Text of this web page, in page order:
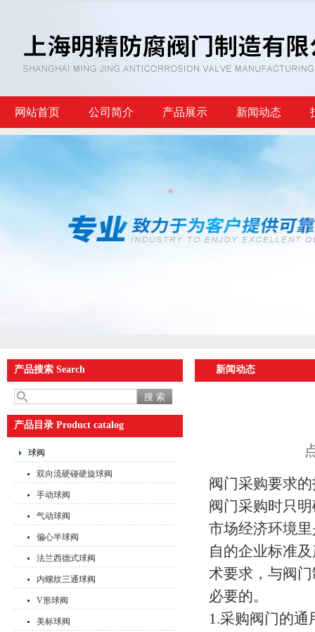
网站首页 公司简介 产品展示 新闻动态
产品搜索 Search
产品目录 Product catalog
球阀
双向流硬碰硬旋球阀
手动球阀
气动球阀
偏心半球阀
法兰西德式球阀
内螺纹三通球阀
V形球阀
美标球阀
新闻动态
阀门采购要求
阀门采购时只
市场经济环境
自的企业标准
术要求，与阀
必要的。
1.采购阀门的通